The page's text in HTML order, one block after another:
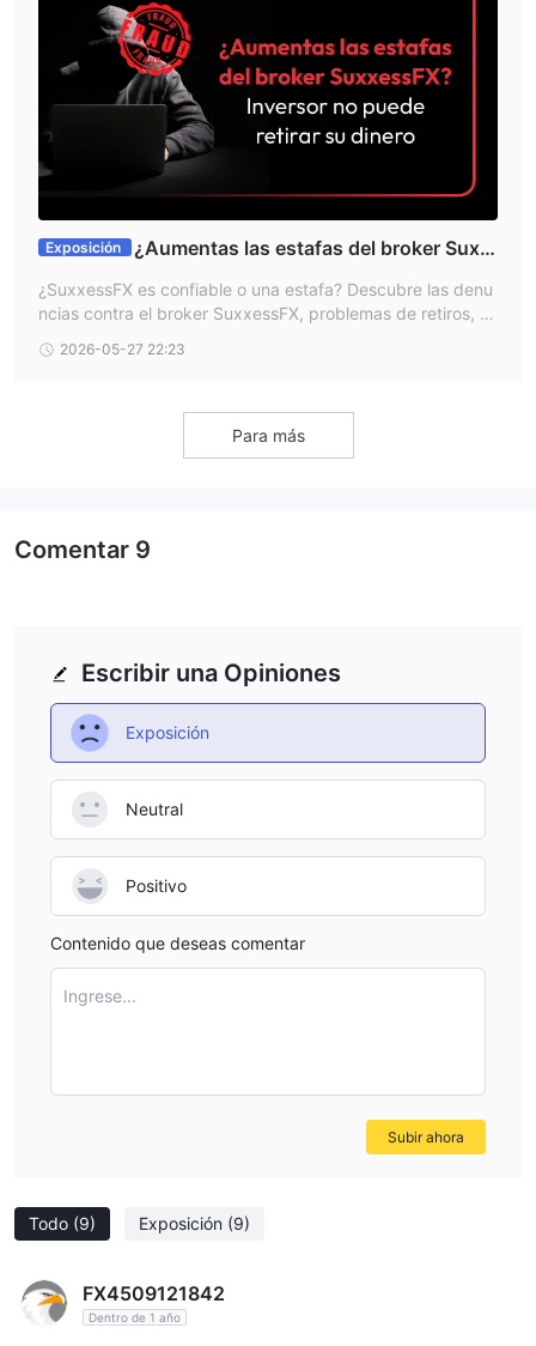
Exposición
¿Aumentas las estafas del broker Suxx
¿SuxxessFX es confiable o una estafa? Descubre las denu
ncias contra el broker SuxxessFX, problemas de retiros, fa
2026-05-27 22:23
Para más
Todo (9) Exposición (9)
FX4509121842
Dentro de 1 año
Escribir una Opiniones
Exposición
Neutral
Positivo
Contenido que deseas comentar
Ingrese...
Subir ahora
Comentar 9